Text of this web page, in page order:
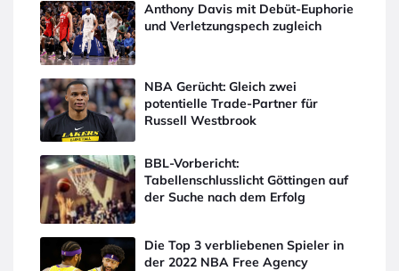
Anthony Davis mit Debüt-Euphorie
und Verletzungspech zugleich
NBA Gerücht: Gleich zwei
potentielle Trade-Partner für
Russell Westbrook
BBL-Vorbericht:
Tabellenschlusslicht Göttingen auf
der Suche nach dem Erfolg
Die Top 3 verbliebenen Spieler in
der 2022 NBA Free Agency